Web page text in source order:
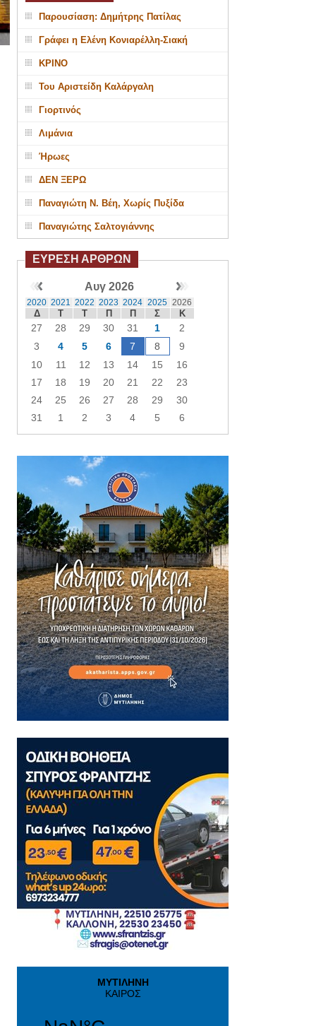
Παρουσίαση: Δημήτρης Πατίλας
Γράφει η Ελένη Κονιαρέλλη-Σιακή
ΚΡΙΝΟ
Του Αριστείδη Καλάργαλη
Γιορτινός
Λιμάνια
Ήρωες
ΔΕΝ ΞΕΡΩ
Παναγιώτη Ν. Βέη, Χωρίς Πυξίδα
Παναγιώτης Σαλτογιάννης
ΕΥΡΕΣΗ ΑΡΘΡΩΝ
Αυγ 2026
2020 2021 2022 2023 2024 2025 2026
Δ Τ Τ Π Π Σ Κ
27 28 29 30 31 1
2
3
4 5 6 7 8
9
10
11 12 13 14 15
16
17
18 19 20 21 22
23
24
25 26 27 28 29
30
31
1 2 3 4 5 6